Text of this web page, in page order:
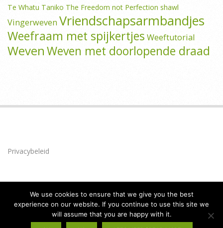
Te Whatu Taniko The Freedom not Perfection shawl
Vingerweven Vriendschapsarmbandjes
Weefraam met spijkertjes Weeftutorial
WevenWeven met doorlopende draad
Privacybeleid
We use cookies to ensure that we give you the best
experience on our website. If you continue to use this site we
will assume that you are happy with it.